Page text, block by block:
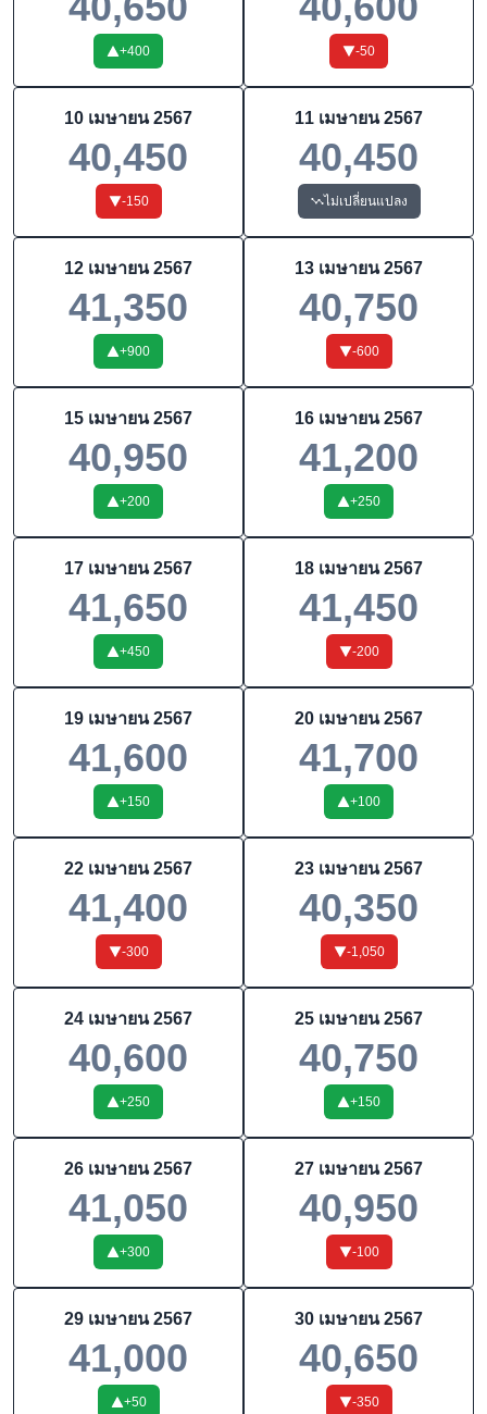
+400 -50
10 เมษายน 2567
40,450
-150
11 เมษายน 2567
40,450
ไม่เปลี่ยนแปลง
12 เมษายน 2567
41,350
+900
13 เมษายน 2567
40,750
-600
15 เมษายน 2567
40,950
+200
16 เมษายน 2567
41,200
+250
17 เมษายน 2567
41,650
+450
18 เมษายน 2567
41,450
-200
19 เมษายน 2567
41,600
+150
20 เมษายน 2567
41,700
+100
22 เมษายน 2567
41,400
-300
23 เมษายน 2567
40,350
-1,050
24 เมษายน 2567
40,600
+250
25 เมษายน 2567
40,750
+150
26 เมษายน 2567
41,050
+300
27 เมษายน 2567
40,950
-100
29 เมษายน 2567
41,000
+50
30 เมษายน 2567
40,650
-350